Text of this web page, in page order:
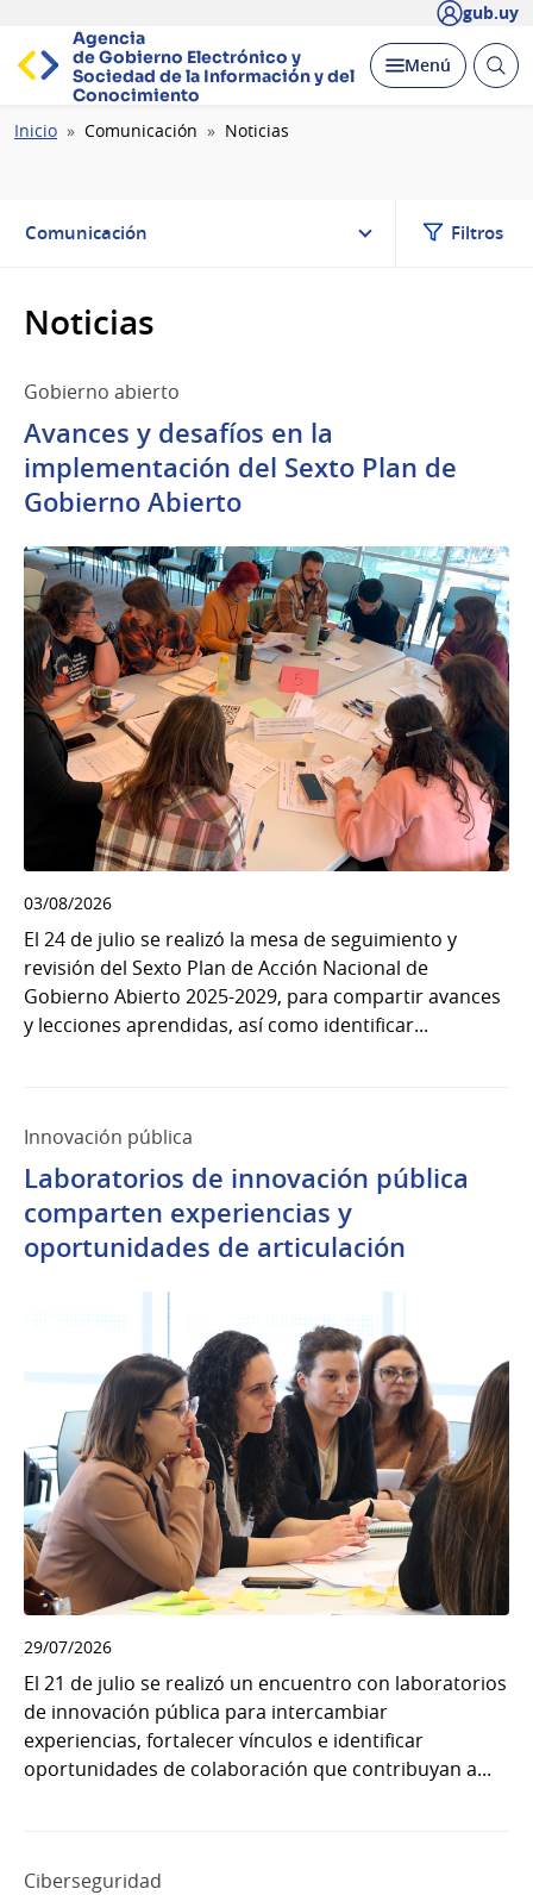
gub.uy
Agencia
de Gobierno Electrónico y
Sociedad de la Información y del
Conocimiento
Desplegar
Menú Abrir
Ruta
Inicio Comunicación Noticias
Comunicación Filtros
Noticias
Gobierno abierto
Avances y desafíos en la
implementación del Sexto Plan de
Gobierno Abierto
03/08/2026
El 24 de julio se realizó la mesa de seguimiento y
revisión del Sexto Plan de Acción Nacional de
Gobierno Abierto 2025-2029, para compartir avances
y lecciones aprendidas, así como identificar...
Innovación pública
Laboratorios de innovación pública
comparten experiencias y
oportunidades de articulación
29/07/2026
El 21 de julio se realizó un encuentro con laboratorios
de innovación pública para intercambiar
experiencias, fortalecer vínculos e identificar
oportunidades de colaboración que contribuyan a...
Ciberseguridad